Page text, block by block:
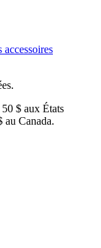
accessoires
$ aux États
au Canada.